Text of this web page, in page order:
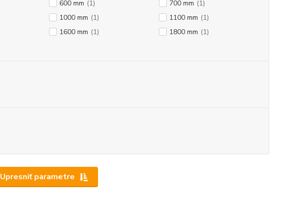
Upresniť parametre
600 mm (1) 700 mm (1)
1000 mm (1) 1100 mm (1)
1600 mm (1) 1800 mm (1)